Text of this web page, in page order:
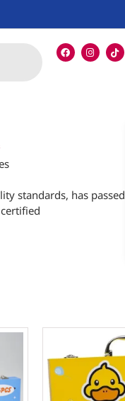
standards, has passed